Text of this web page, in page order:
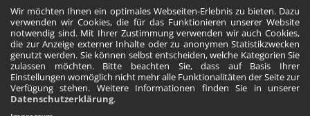
Wir möchten Ihnen ein optimales Webseiten-Erlebnis zu bieten. Dazu
verwenden wir Cookies, die für das Funktionieren unserer Website
notwendig sind. Mit Ihrer Zustimmung verwenden wir auch Cookies,
die zur Anzeige externer Inhalte oder zu anonymen Statistikzwecken
genutzt werden. Sie können selbst entscheiden, welche Kategorien Sie
zulassen möchten. Bitte beachten Sie, dass auf Basis Ihrer
Einstellungen womöglich nicht mehr alle Funktionalitäten der Seite zur
Verfügung stehen. Weitere Informationen finden Sie in unserer
Datenschutzerklärung.